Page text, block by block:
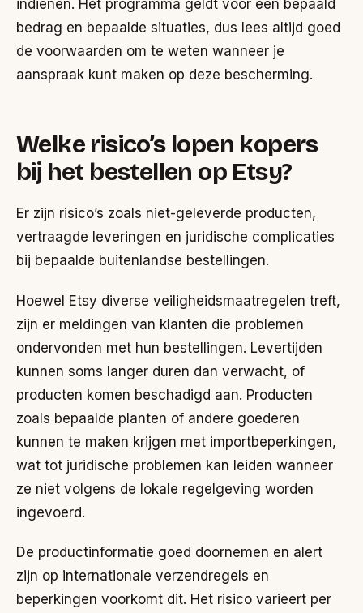
indienen. Het programma geldt voor een bepaald
bedrag en bepaalde situaties, dus lees altijd goed
de voorwaarden om te weten wanneer je
aanspraak kunt maken op deze bescherming.
Welke risico’s lopen kopers
bij het bestellen op Etsy?
Er zijn risico’s zoals niet-geleverde producten,
vertraagde leveringen en juridische complicaties
bij bepaalde buitenlandse bestellingen.
Hoewel Etsy diverse veiligheidsmaatregelen treft,
zijn er meldingen van klanten die problemen
ondervonden met hun bestellingen. Levertijden
kunnen soms langer duren dan verwacht, of
producten komen beschadigd aan. Producten
zoals bepaalde planten of andere goederen
kunnen te maken krijgen met importbeperkingen,
wat tot juridische problemen kan leiden wanneer
ze niet volgens de lokale regelgeving worden
ingevoerd.
De productinformatie goed doornemen en alert
zijn op internationale verzendregels en
beperkingen voorkomt dit. Het risico varieert per